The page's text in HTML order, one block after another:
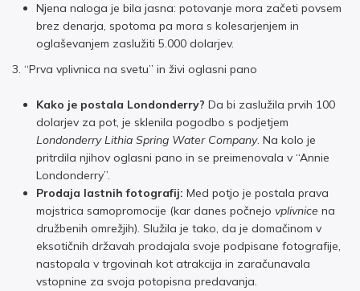
Njena naloga je bila jasna: potovanje mora začeti povsem
brez denarja, spotoma pa mora s kolesarjenjem in
oglaševanjem zaslužiti 5.000 dolarjev.
3. “Prva vplivnica na svetu” in živi oglasni pano
Kako je postala Londonderry? Da bi zaslužila prvih 100
dolarjev za pot, je sklenila pogodbo s podjetjem
Londonderry Lithia Spring Water Company. Na kolo je
pritrdila njihov oglasni pano in se preimenovala v “Annie
Londonderry”.
Prodaja lastnih fotografij: Med potjo je postala prava
mojstrica samopromocije (kar danes počnejo vplivnice na
družbenih omrežjih). Služila je tako, da je domačinom v
eksotičnih državah prodajala svoje podpisane fotografije,
nastopala v trgovinah kot atrakcija in zaračunavala
vstopnine za svoja potopisna predavanja.